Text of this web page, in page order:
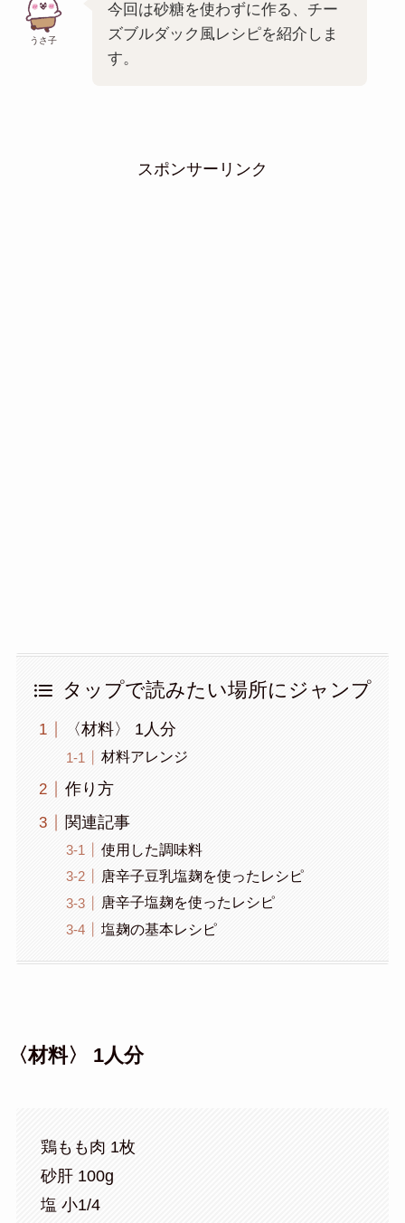
うさ子
今回は砂糖を使わずに作る、チー
ズブルダック風レシピを紹介しま
す。
スポンサーリンク
タップで読みたい場所にジャンプ
〈材料〉 1人分
材料アレンジ
作り方
関連記事
使用した調味料
唐辛子豆乳塩麹を使ったレシピ
唐辛子塩麹を使ったレシピ
塩麹の基本レシピ
〈材料〉 1人分
鶏もも肉 1枚
砂肝 100g
塩 小1/4